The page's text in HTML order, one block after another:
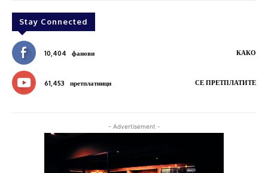
Stay Connected
10,404 фанови КАКО
61,453 претплатници СЕ ПРЕТПЛАТИТЕ
- Advertisement -